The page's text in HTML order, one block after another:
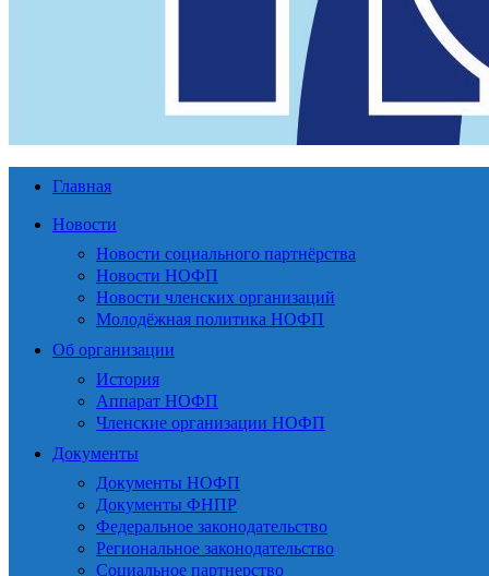
Главная
Новости
Новости социального партнёрства
Новости НОФП
Новости членских организаций
Молодёжная политика НОФП
Об организации
История
Аппарат НОФП
Членские организации НОФП
Документы
Документы НОФП
Документы ФНПР
Федеральное законодательство
Региональное законодательство
Социальное партнерство